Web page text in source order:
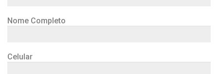
Nome Completo
Celular